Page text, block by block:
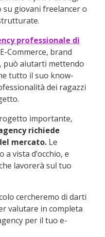
giovani freelancer o
professionale di
Commerce, brand
può aiutarti mettendo
tutto il suo know-
dei ragazzi
importante,
richiede
mercato. Le
vista d’occhio, e
lavorerà sul tuo
cercheremo di darti
valutare in completa
per il tuo e-